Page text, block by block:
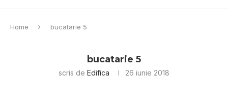
Home bucatarie 5
bucatarie 5
scris de Edifica 26 iunie 2018